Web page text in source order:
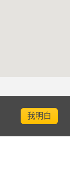
我明白